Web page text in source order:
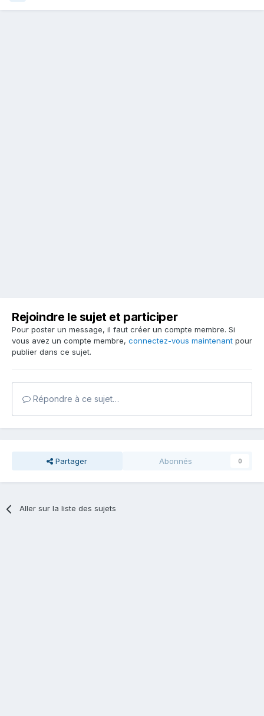
Rejoindre le sujet et participer
Pour poster un message, il faut créer un compte membre. Si
vous avez un compte membre, connectez-vous maintenant pour
publier dans ce sujet.
Répondre à ce sujet…
Partager Abonnés 0
Aller sur la liste des sujets